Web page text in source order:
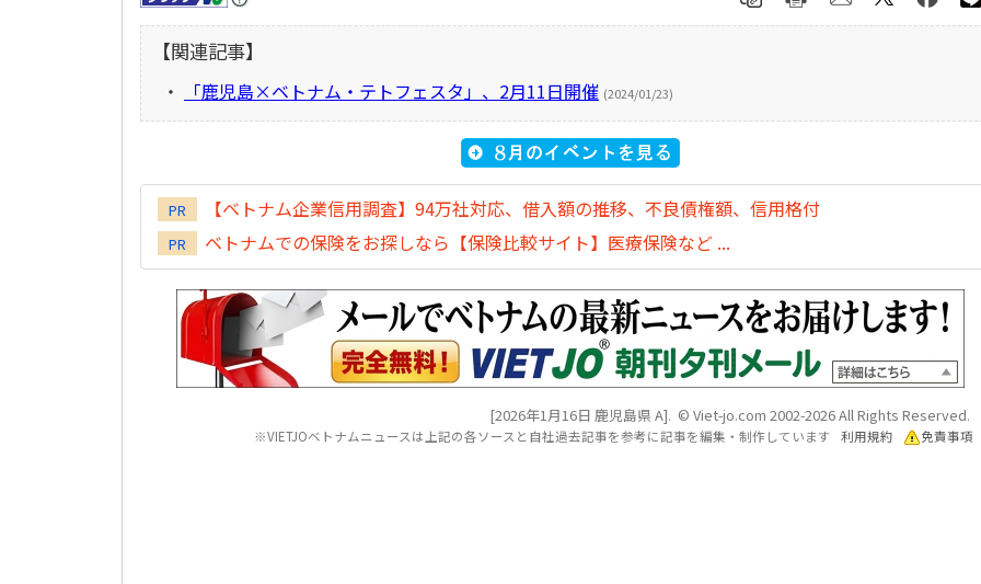
【関連記事】
・ 「鹿児島×ベトナム・テトフェスタ」、2月11日開催 (2024/01/23)
PR 【ベトナム企業信用調査】94万社対応、借入額の推移、不良債権額、信用格付
PR ベトナムでの保険をお探しなら【保険比較サイト】医療保険など ...
[2026年1月16日 鹿児島県 A]. © Viet-jo.com 2002-2026 All Rights Reserved.
※VIETJOベトナムニュースは上記の各ソースと自社過去記事を参考に記事を編集・制作しています 利用規約 免責事項